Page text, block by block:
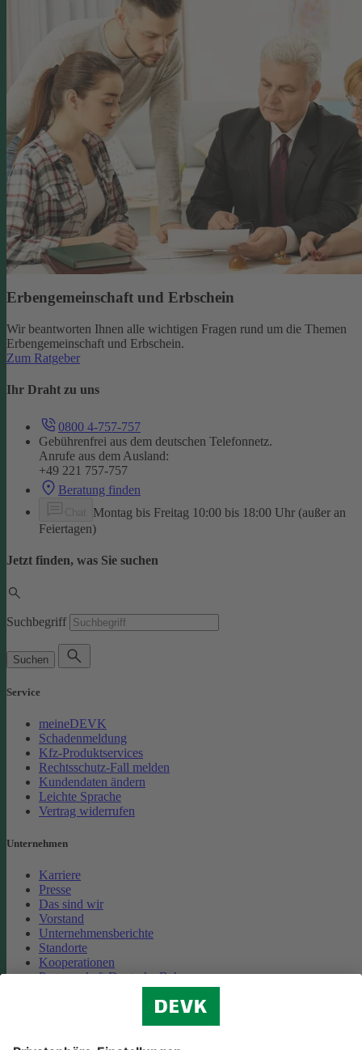
Erbengemeinschaft und Erbschein
Wir beantworten Ihnen alle wichtigen Fragen rund um die Themen
Erbengemeinschaft und Erbschein.
Zum Ratgeber
Ihr Draht zu uns
0800 4-757-757
Gebührenfrei aus dem deutschen Telefonnetz.
Anrufe aus dem Ausland:
+49 221 757-757
Beratung finden
Montag bis Freitag 10:00 bis 18:00 Uhr (außer an
Feiertagen)
Jetzt finden, was Sie suchen
Suchbegriff
Suchen
Service
meineDEVK
Schadenmeldung
Kfz-Produktservices
Rechtsschutz-Fall melden
Kundendaten ändern
Leichte Sprache
Vertrag widerrufen
Unternehmen
Karriere
Presse
Das sind wir
Vorstand
Unternehmensberichte
Standorte
Kooperationen
Partnerschaft Deutsche Bahn